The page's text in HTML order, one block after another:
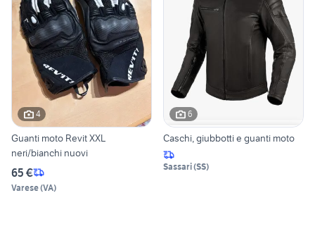
4
Guanti moto Revit XXL
neri/bianchi nuovi
65 €
Varese(VA)
6
Caschi, giubbotti e guanti moto
Sassari(SS)